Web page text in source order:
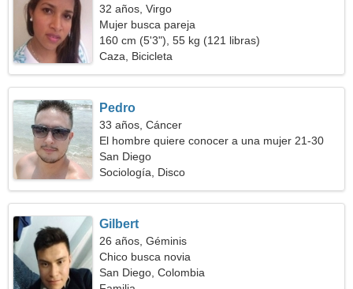
32 años, Virgo
Mujer busca pareja
160 cm (5'3"), 55 kg (121 libras)
Caza, Bicicleta
Pedro
33 años, Cáncer
El hombre quiere conocer a una mujer 21-30
San Diego
Sociología, Disco
Gilbert
26 años, Géminis
Chico busca novia
San Diego, Colombia